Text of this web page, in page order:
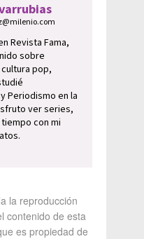
Revista Fama,
sobre
pop,
Periodismo en la
ver series,
con mi
la reproducción
contenido de esta
es propiedad de